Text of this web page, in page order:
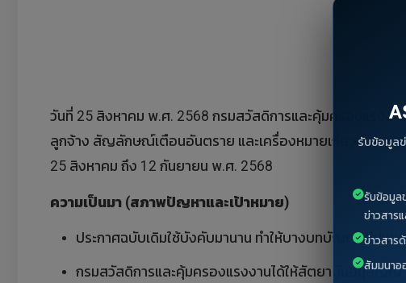
วันที่ 25 สิงหาคม พ.ศ. 2568 กรมสวัสดิการและคุ้มครองแรงงา
ลูกจ้าง สัญลักษณ์เตือนอันตราย และเครื่องหมายเกี่ยวกับ ควา
25 สิงหาคม ถึง 12 กันยายน พ.ศ. 2568
ความเป็นมา (สภาพปัญหาและเป้าหมาย)
ประกาศฉบับเดิมใช้บังคับมานาน ทำให้บางบทบัญญัติไม่เห
กรมสวัสดิการและคุ้มครองแรงงานได้ให้สัตยาบันอนุสัญญ
รับข้อมูล
รับข้อมูล
ข่าวสาร
ข่าวสาร
สัมมนาอ